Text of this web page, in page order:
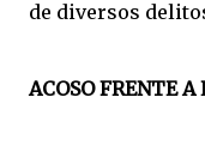
de diversos
ACOSO FRENTE